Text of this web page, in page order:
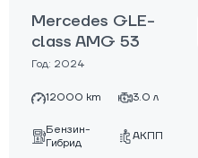
Mercedes GLE-
class AMG 53
Год: 2024
12000 km 3.0 л
Бензин-
Гибрид
АКПП